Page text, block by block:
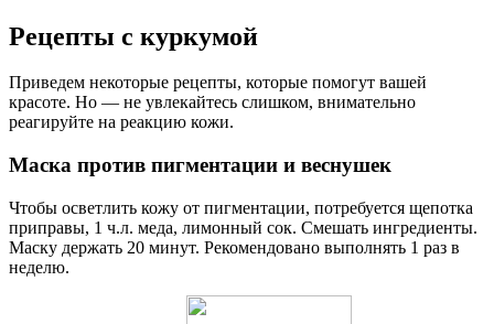
Рецепты с куркумой
Приведем некоторые рецепты, которые помогут вашей
красоте. Но — не увлекайтесь слишком, внимательно
реагируйте на реакцию кожи.
Маска против пигментации и веснушек
Чтобы осветлить кожу от пигментации, потребуется щепотка
приправы, 1 ч.л. меда, лимонный сок. Смешать ингредиенты.
Маску держать 20 минут. Рекомендовано выполнять 1 раз в
неделю.